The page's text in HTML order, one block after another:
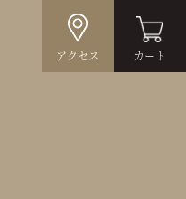
アクセス カート